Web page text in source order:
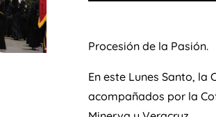
Procesión de la Pasión.
En este Lunes Santo,
acompañados por la